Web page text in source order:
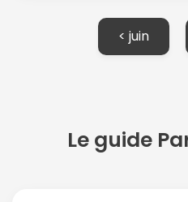
< juin
Le guide